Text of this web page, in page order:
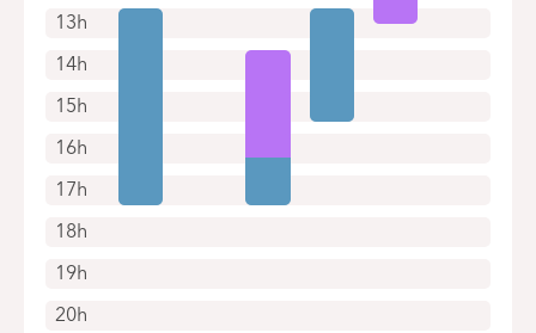
13h
14h
15h
16h
17h
18h
19h
20h